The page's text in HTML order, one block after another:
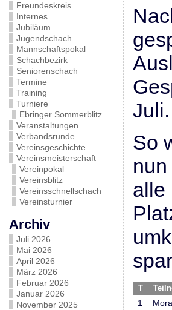
Freundeskreis
Internes
Jubiläum
Jugendschach
Mannschaftspokal
Schachbezirk
Seniorenschach
Termine
Training
Turniere
Ebringer Sommerblitz
Veranstaltungen
Verbandsrunde
Vereinsgeschichte
Vereinsmeisterschaft
Vereinpokal
Vereinsblitz
Vereinsschnellschach
Vereinsturnier
Archiv
Juli 2026
Mai 2026
April 2026
März 2026
Februar 2026
Januar 2026
November 2025
Juli.
So
alle
T
1